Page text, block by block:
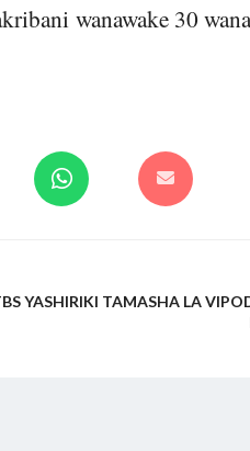
wanawake 30
YASHIRIKI TAMASHA LA